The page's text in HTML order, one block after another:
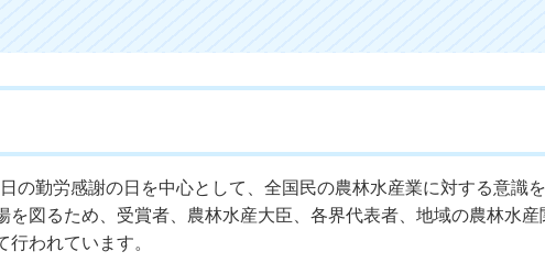
の勤労感謝の日を中心として、全国民の農林水産業に対する意識
図るため、受賞者、農林水産大臣、各界代表者、地域の農林水産
われています。